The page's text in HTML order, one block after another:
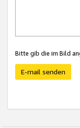
Bitte gib die im Bild
E-mail senden